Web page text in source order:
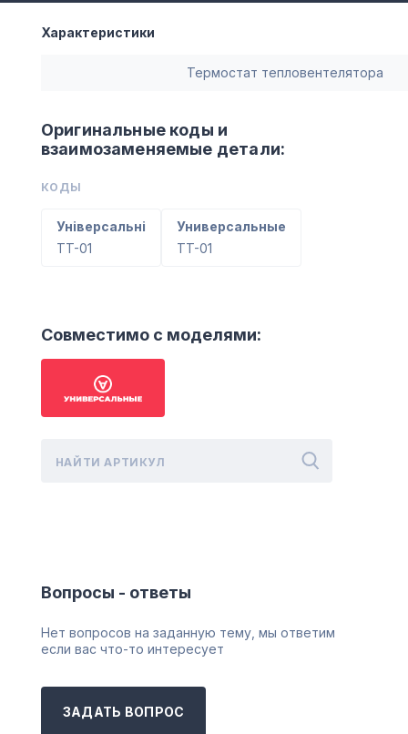
Характеристики
Термостат тепловентелятора
Оригинальные коды и
взаимозаменяемые детали:
КОДЫ
Універсальні
TT-01
Универсальные
TT-01
Совместимо с моделями:
Вопросы - ответы
Нет вопросов на заданную тему, мы ответим
если вас что-то интересует
ЗАДАТЬ ВОПРОС